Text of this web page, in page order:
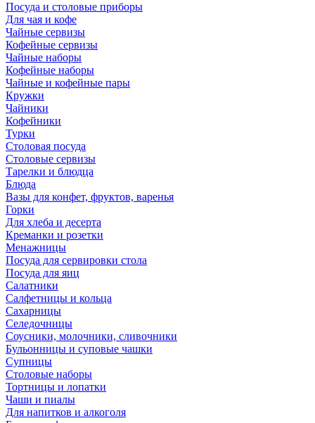
Посуда и столовые приборы
Для чая и кофе
Чайные сервизы
Кофейные сервизы
Чайные наборы
Кофейные наборы
Чайные и кофейные пары
Кружки
Чайники
Кофейники
Турки
Столовая посуда
Столовые сервизы
Тарелки и блюдца
Блюда
Вазы для конфет, фруктов, варенья
Горки
Для хлеба и десерта
Креманки и розетки
Менажницы
Посуда для сервировки стола
Посуда для яиц
Салатники
Салфетницы и кольца
Сахарницы
Селедочницы
Соусники, молочники, сливочники
Бульонницы и суповые чашки
Супницы
Столовые наборы
Тортницы и лопатки
Чаши и пиалы
Для напитков и алкоголя